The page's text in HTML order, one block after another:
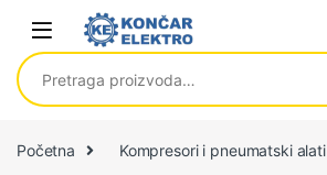
Skip to navigation
Skip to content
Pretraga za:
Početna Kompresori i pneumatski alati